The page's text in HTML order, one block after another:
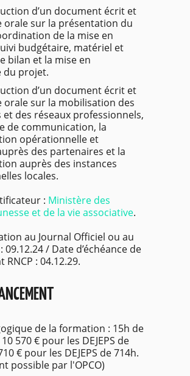
d’un document écrit et
orale sur la présentation du
de la mise en
budgétaire, matériel et
bilan et la mise en
du projet.
d’un document écrit et
orale sur la mobilisation des
des réseaux professionnels,
de communication, la
opérationnelle et
des partenaires et la
auprès des instances
locales.
: Ministère des
et de la vie associative.
au Journal Officiel ou au
/ Date d’échéance de
RNCP : 04.12.29.
de la formation : 15h de
570 € pour les DEJEPS de
€ pour les DEJEPS de 714h.
possible par l'OPCO)